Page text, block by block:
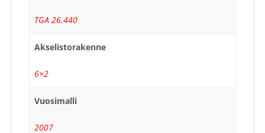
TGA 26.440
Akselistorakenne
6×2
Vuosimalli
2007